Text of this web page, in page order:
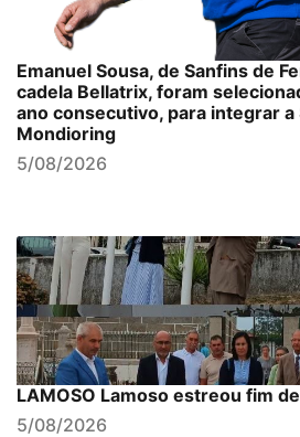
Emanuel Sousa, de Sanfins de
cadela Bellatrix, foram
ano consecutivo, para integrar a
Mondioring
5/08/2026
LAMOSO Lamoso estreou fim
5/08/2026